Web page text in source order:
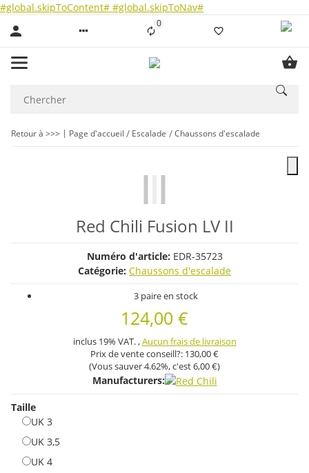
#global.skipToContent# #global.skipToNav#
0Liste ist leer
Retour à >>> Page d'accueil Escalade Chaussons d'escalade
Red Chili Fusion LV II
Numéro d'article: EDR-35723
Catégorie: Chaussons d'escalade
3 paire en stock
124,00 €
inclus 19% VAT. ,Aucun frais de livraison
Prix ​​de vente conseill?: 130,00 €
(Vous sauver4.62%, c'est6,00 €)
Manufacturers:
Taille
UK 3UK 3
UK 3,5UK 3,5
UK 4UK 4